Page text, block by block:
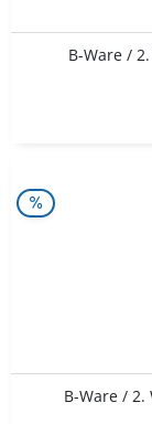
B-Ware /
B-Ware /